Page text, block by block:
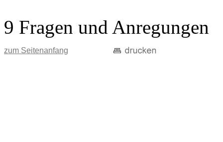
9 Fragen und Anregungen
zum Seitenanfang